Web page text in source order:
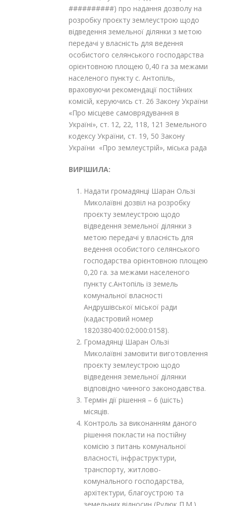
##########) про надання дозволу на
розробку проєкту землеустрою щодо
відведення земельної ділянки з метою
передачі у власність для ведення
особистого селянського господарства
орієнтовною площею 0,40 га за межами
населеного пункту с. Антопіль,
враховуючи рекомендації постійних
комісій, керуючись ст. 26 Закону України
«Про місцеве самоврядування в
Україні», ст. 12, 22, 118, 121 Земельного
кодексу України, ст. 19, 50 Закону
України «Про землеустрій», міська рада
ВИРІШИЛА:
Надати громадянці Шаран Ользі
Миколаївні дозвіл на розробку
проєкту землеустрою щодо
відведення земельної ділянки з
метою передачі у власність для
ведення особистого селянського
господарства орієнтовною площею
0,20 га. за межами населеного
пункту с.Антопіль із земель
комунальної власності
Андрушівської міської ради
(кадастровий номер
1820380400:02:000:0158).
Громадянці Шаран Ользі
Миколаївні замовити виготовлення
проєкту землеустрою щодо
відведення земельної ділянки
відповідно чинного законодавства.
Термін дії рішення – 6 (шість)
місяців.
Контроль за виконанням даного
рішення покласти на постійну
комісію з питань комунальної
власності, інфраструктури,
транспорту, житлово-
комунального господарства,
архітектури, благоустрою та